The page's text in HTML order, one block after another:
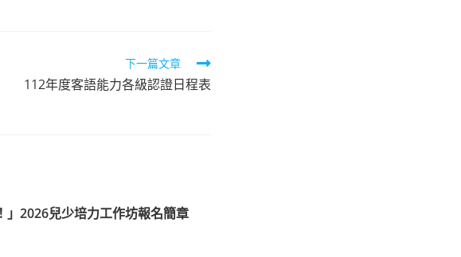
下一篇文章
112年度客語能力各級認證日程表
」2026兒少培力工作坊報名簡章